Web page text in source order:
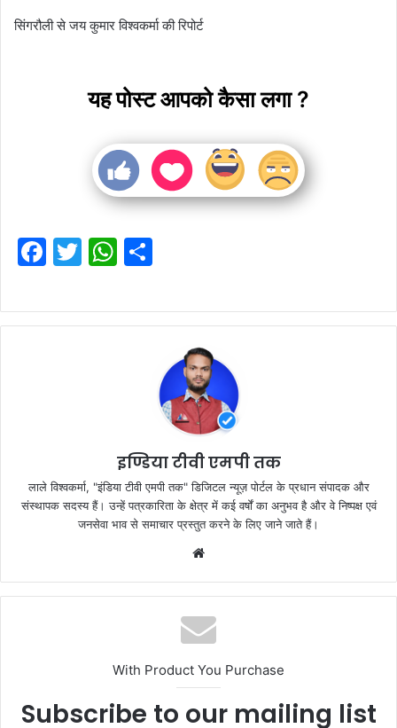
सिंगरौली से जय कुमार विश्वकर्मा की रिपोर्ट
यह पोस्ट आपको कैसा लगा ?
F
c
e
T
itt
er
W
at
s
ar
e
इण्डिया टीवी एमपी तक
लाले विश्वकर्मा, "इंडिया टीवी एमपी तक" डिजिटल न्यूज़ पोर्टल के प्रधान संपादक और
संस्थापक सदस्य हैं। उन्हें पत्रकारिता के क्षेत्र में कई वर्षों का अनुभव है और वे निष्पक्ष एवं
जनसेवा भाव से समाचार प्रस्तुत करने के लिए जाने जाते हैं।
With Product You Purchase
Subscribe to our mailing list